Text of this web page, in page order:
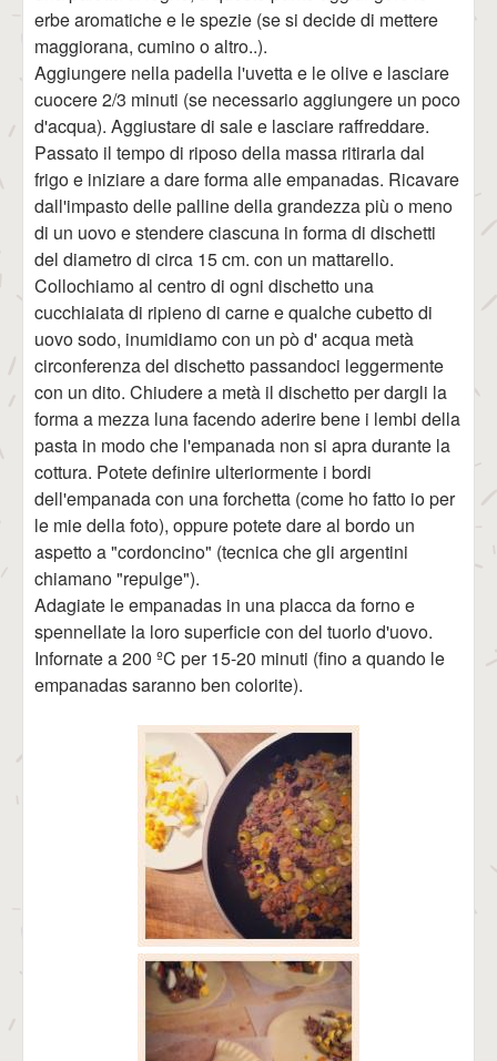
erbe aromatiche e le spezie (se si decide di mettere
maggiorana, cumino o altro..).
Aggiungere nella padella l'uvetta e le olive e lasciare
cuocere 2/3 minuti (se necessario aggiungere un poco
d'acqua). Aggiustare di sale e lasciare raffreddare.
Passato il tempo di riposo della massa ritirarla dal
frigo e iniziare a dare forma alle empanadas. Ricavare
dall'impasto delle palline della grandezza più o meno
di un uovo e stendere ciascuna in forma di dischetti
del diametro di circa 15 cm. con un mattarello.
Collochiamo al centro di ogni dischetto una
cucchiaiata di ripieno di carne e qualche cubetto di
uovo sodo, inumidiamo con un pò d' acqua metà
circonferenza del dischetto passandoci leggermente
con un dito. Chiudere a metà il dischetto per dargli la
forma a mezza luna facendo aderire bene i lembi della
pasta in modo che l'empanada non si apra durante la
cottura. Potete definire ulteriormente i bordi
dell'empanada con una forchetta (come ho fatto io per
le mie della foto), oppure potete dare al bordo un
aspetto a "cordoncino" (tecnica che gli argentini
chiamano "repulge").
Adagiate le empanadas in una placca da forno e
spennellate la loro superficie con del tuorlo d'uovo.
Infornate a 200 ºC per 15-20 minuti (fino a quando le
empanadas saranno ben colorite).